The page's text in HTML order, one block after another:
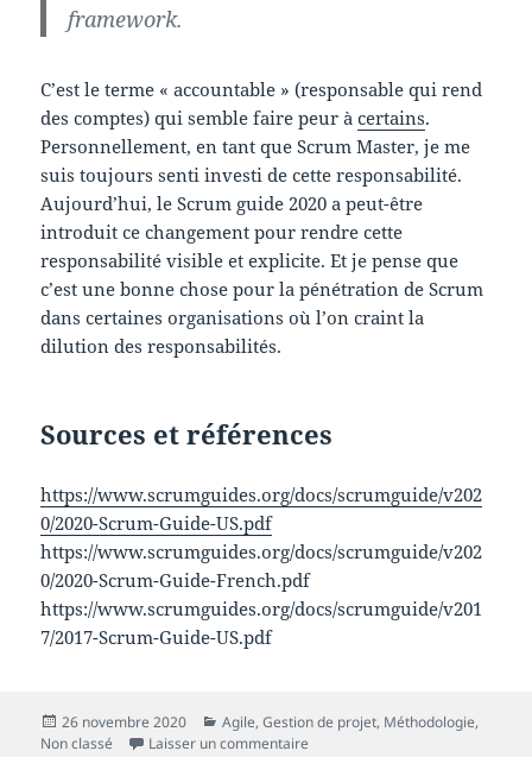
framework.
C’est le terme « accountable » (responsable qui rend
des comptes) qui semble faire peur àcertains.
Personnellement, en tant que Scrum Master, je me
suis toujours senti investi de cette responsabilité.
Aujourd’hui, le Scrum guide 2020 a peut-être
introduit ce changement pour rendre cette
responsabilité visible et explicite. Et je pense que
c’est une bonne chose pour la pénétration de Scrum
dans certaines organisations où l’on craint la
dilution des responsabilités.
Sources et références
https://www.scrumguides.org/docs/scrumguide/v202
0/2020-Scrum-Guide-US.pdf
https://www.scrumguides.org/docs/scrumguide/v202
0/2020-Scrum-Guide-French.pdf
https://www.scrumguides.org/docs/scrumguide/v201
7/2017-Scrum-Guide-US.pdf
Publié
le
26 novembre 2020 Catégories
Agile,Gestion de projet, Méthodologie,
Non classé
Laisser un commentaire